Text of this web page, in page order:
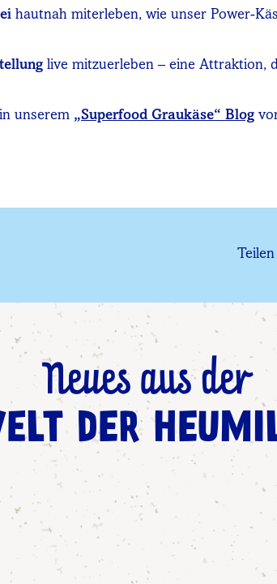
hautnah miterleben, wie unser Power-
live mitzuerleben – eine Attraktion,
unserem „Superfood Graukäse“ Blog
Neues aus der
DER